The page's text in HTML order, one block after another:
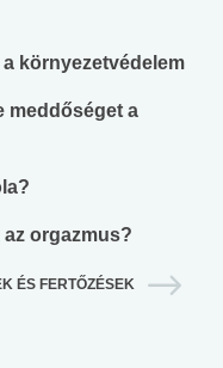
környezetvédelem
meddőséget a
az orgazmus?
ÉS FERTŐZÉSEK